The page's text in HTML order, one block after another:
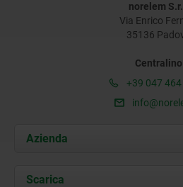
norelem
Via Enrico
35136
Centralino
+39 047 464
Azienda
Chi siamo
Scarica